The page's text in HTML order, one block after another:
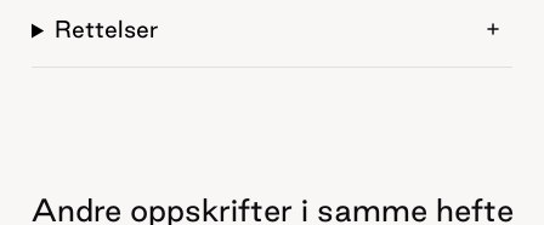
Rettelser
Andre oppskrifter i samme hefte